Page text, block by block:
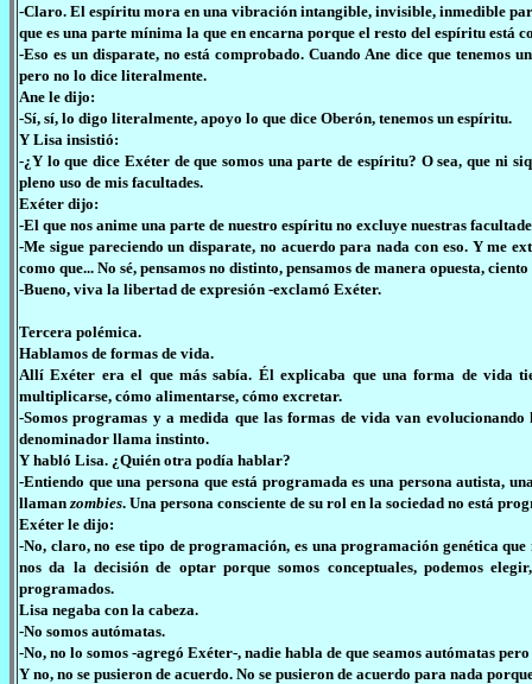
-Claro. El espíritu mora en una vibración intangible, invisible, inmedible
que es una parte mínima la que en encarna porque el resto del espíritu está
-Eso es un disparate, no está comprobado. Cuando Ane dice que
pero no lo dice literalmente.
Ane le dijo:
-Sí, sí, lo digo literalmente, apoyo lo que dice Oberón, tenemos un espíritu.
Y Lisa insistió:
-¿Y lo que dice Exéter de que somos una parte de espíritu? O sea, que ni
pleno uso de mis facultades.
Exéter dijo:
-El que nos anime una parte de nuestro espíritu no excluye nuestras
-Me sigue pareciendo un disparate, no acuerdo para nada con eso. Y me
como que... No sé, pensamos no distinto, pensamos de manera opuesta,
-Bueno, viva la libertad de expresión -exclamó Exéter.
Tercera polémica.
Hablamos de formas de vida.
Allí Exéter era el que más sabía. Él explicaba que una forma de vida
multiplicarse, cómo alimentarse, cómo excretar.
-Somos programas y a medida que las formas de vida van
denominador llama instinto.
Y habló Lisa. ¿Quién otra podía hablar?
-Entiendo que una persona que está programada es una persona autista,
llamanzombies. Una persona consciente de su rol en la sociedad no está
Exéter le dijo:
-No, claro, no ese tipo de programación, es una programación genética
nos da la decisión de optar porque somos conceptuales, podemos
programados.
Lisa negaba con la cabeza.
-No somos autómatas.
-No, no lo somos -agregó Exéter-, nadie habla de que seamos autómatas
Y no, no se pusieron de acuerdo. No se pusieron de acuerdo para nada